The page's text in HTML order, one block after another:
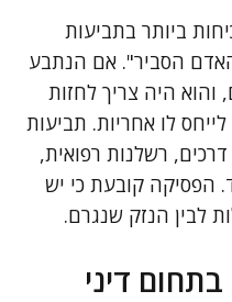
ביותר בתביעות
הסביר". אם הנתבע
והוא היה צריך לחזות
לו אחריות. תביעות
רשלנות רפואית,
הפסיקה קובעת כי יש
לבין הנזק שנגרם.
דיני